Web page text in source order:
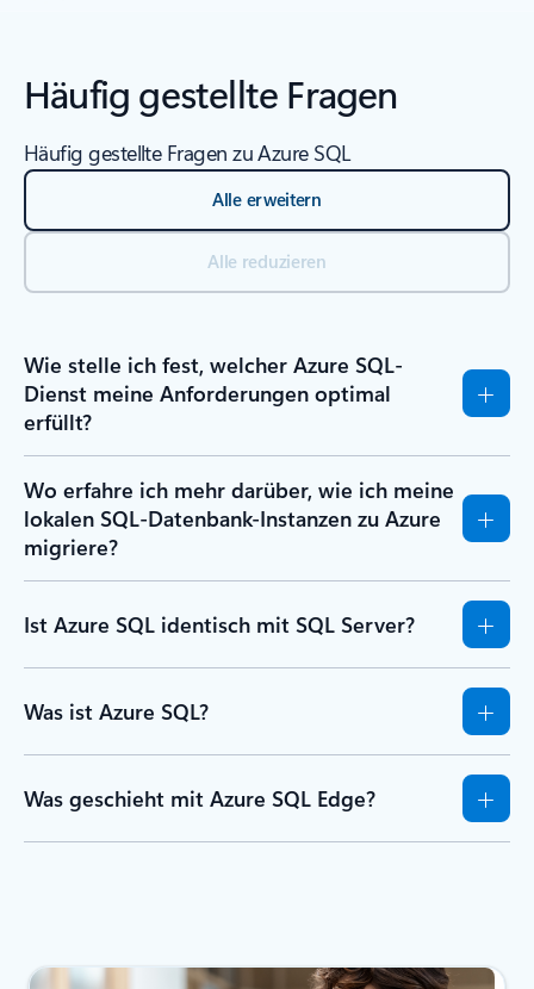
Häufig gestellte Fragen
Häufig gestellte Fragen zu Azure SQL
Alle erweitern
Alle reduzieren
Wie stelle ich fest, welcher Azure SQL-
Dienst meine Anforderungen optimal
erfüllt?
Wo erfahre ich mehr darüber, wie ich meine
lokalen SQL-Datenbank-Instanzen zu Azure
migriere?
Ist Azure SQL identisch mit SQL Server?
Was ist Azure SQL?
Was geschieht mit Azure SQL Edge?